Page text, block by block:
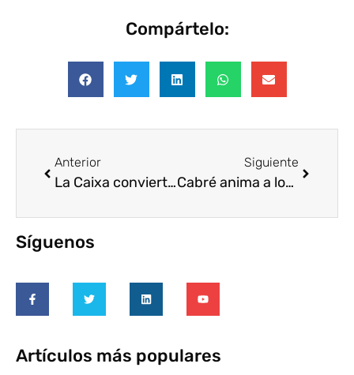
Compártelo:
Anterior
La Caixa convierte a sus empleados en voluntarios internacionales durante las vacaciones
Siguiente
Cabré anima a los abogados de la Comunitat Valenciana a implicarse en tareas de voluntariado
Síguenos
Artículos más populares